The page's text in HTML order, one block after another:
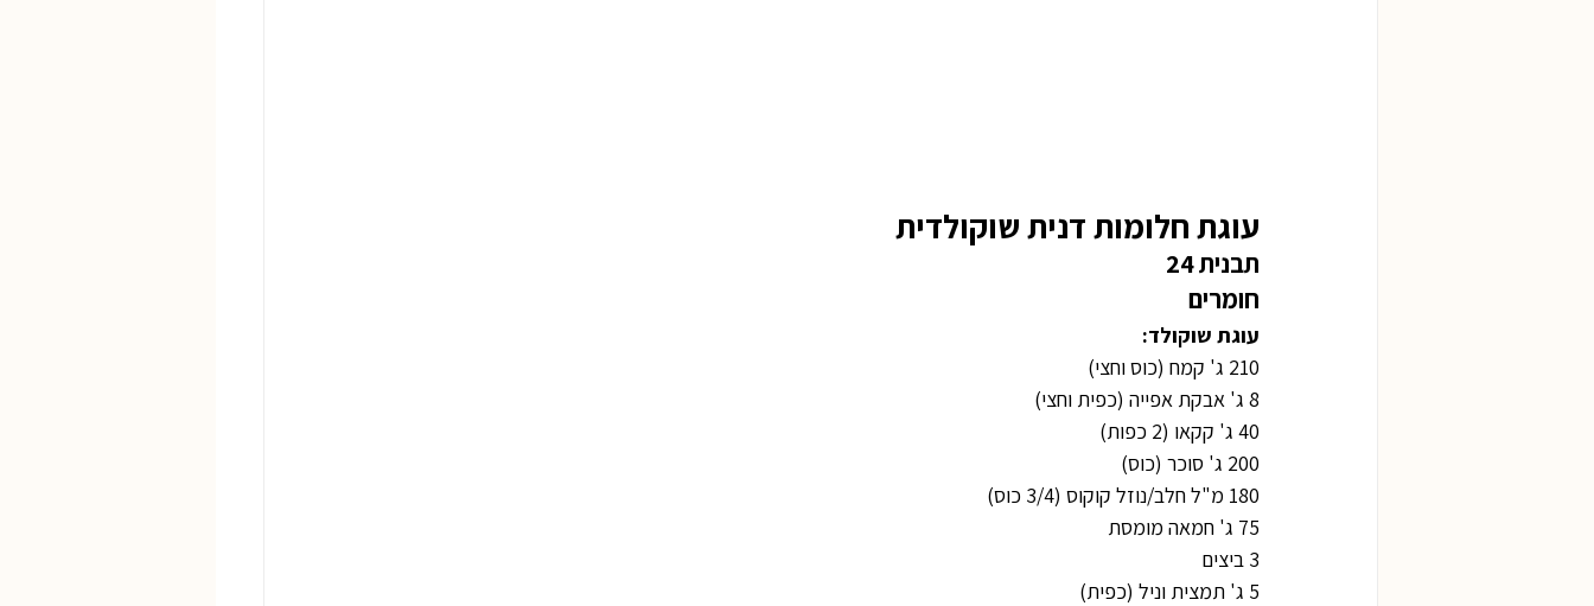
עוגת חלומות דנית שוקולדית
תבנית 24
חומרים
עוגת שוקולד:
210 ג' קמח (כוס וחצי)
8 ג' אבקת אפייה (כפית וחצי)
40 ג' קקאו (2 כפות)
200 ג' סוכר (כוס)
180 מ"ל חלב/נוזל קוקוס (3/4 כוס)
75 ג' חמאה מומסת
3 ביצים
5 ג' תמצית וניל (כפית)